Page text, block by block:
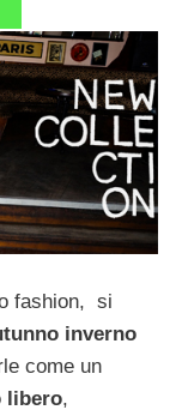
fashion, si
inverno
come un
libero,